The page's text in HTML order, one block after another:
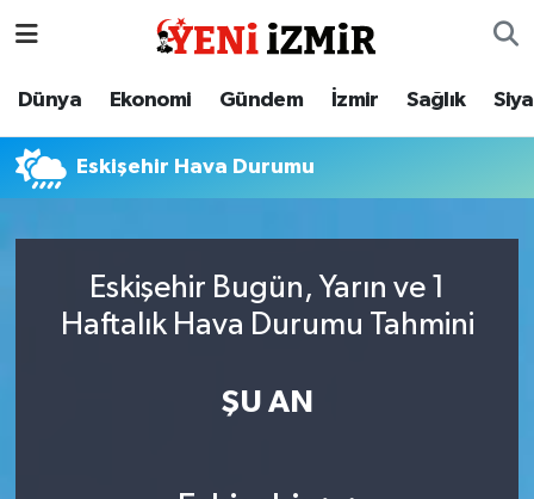
Dünya Ekonomi Gündem İzmir Sağlık
Eskişehir Hava Durumu
Eskişehir Bugün, Yarın ve 1
Haftalık Hava Durumu Tahmini
ŞU AN
Dünya
İzmir
Sağlık
İzmir Nöbetçi Eczaneler
İzmir Trafik Yoğunluk Haritası
Süper Lig Puan Durumu ve Fikstür